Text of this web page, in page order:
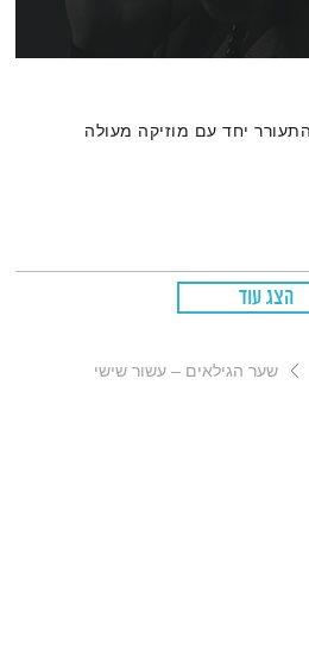
יחד עם מוזיקה מעולה
הצג עוד
שער הגילאים – עשור שישי